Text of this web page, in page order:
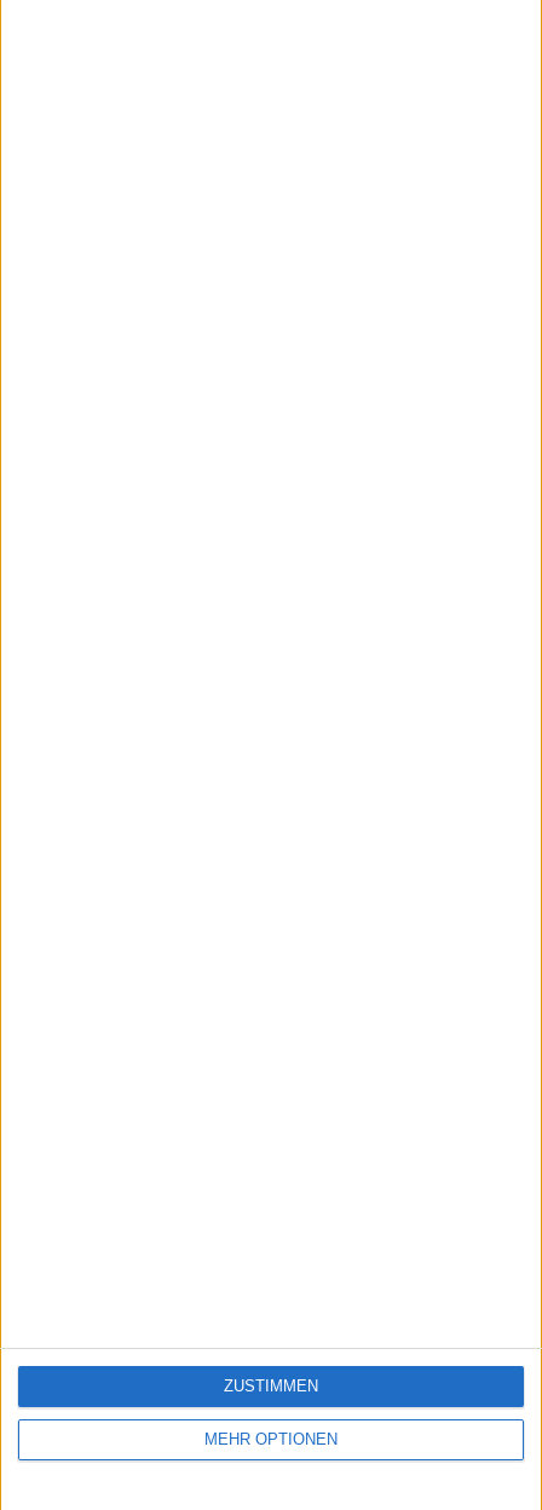
MEHR OPTIONEN
ZUSTIMMEN